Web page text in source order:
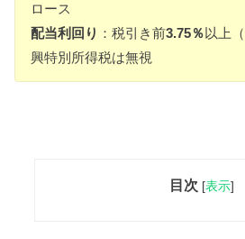
ロース
配当利回り ：税引き前3.75％以上
興特別所得税は無視
目次 [表示]